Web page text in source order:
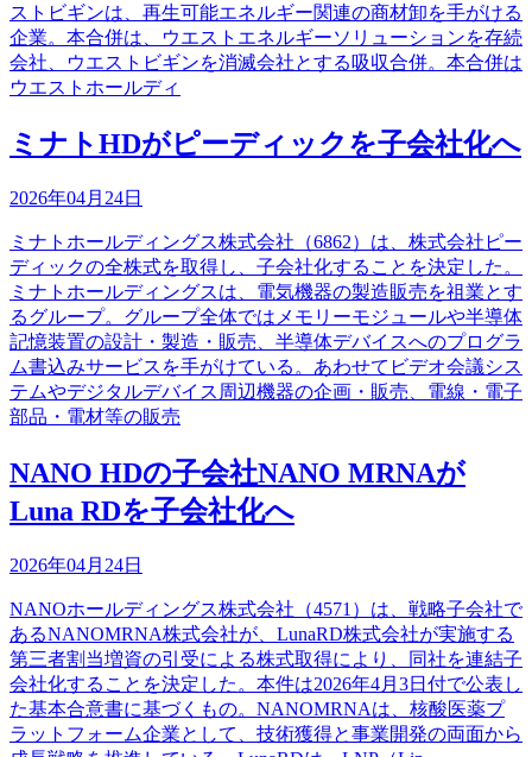
ストビギンは、再生可能エネルギー関連の商材卸を手がける
企業。本合併は、ウエストエネルギーソリューションを存続
会社、ウエストビギンを消滅会社とする吸収合併。本合併は
ウエストホールディ
ミナトHDがピーディックを子会社化へ
2026年04月24日
ミナトホールディングス株式会社（6862）は、株式会社ピー
ディックの全株式を取得し、子会社化することを決定した。
ミナトホールディングスは、電気機器の製造販売を祖業とす
るグループ。グループ全体ではメモリーモジュールや半導体
記憶装置の設計・製造・販売、半導体デバイスへのプログラ
ム書込みサービスを手がけている。あわせてビデオ会議シス
テムやデジタルデバイス周辺機器の企画・販売、電線・電子
部品・電材等の販売
NANO HDの子会社NANO MRNAが
Luna RDを子会社化へ
2026年04月24日
NANOホールディングス株式会社（4571）は、戦略子会社で
あるNANOMRNA株式会社が、LunaRD株式会社が実施する
第三者割当増資の引受による株式取得により、同社を連結子
会社化することを決定した。本件は2026年4月3日付で公表し
た基本合意書に基づくもの。NANOMRNAは、核酸医薬プ
ラットフォーム企業として、技術獲得と事業開発の両面から